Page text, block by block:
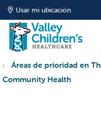
Usar mi ubicación
Áreas de prioridad en
Community Health